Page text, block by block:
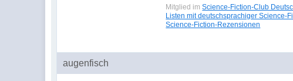
Mitglied imScience-Fiction-Club
Listen mit deutschsprachiger Science-
Science-Fiction-Rezensionen
augenfisch